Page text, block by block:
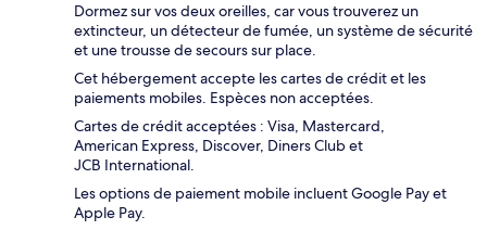
Dormez sur vos deux oreilles, car vous trouverez un
extincteur, un détecteur de fumée, un système de sécurité
et une trousse de secours sur place.
Cet hébergement accepte les cartes de crédit et les
paiements mobiles. Espèces non acceptées.
Cartes de crédit acceptées : Visa, Mastercard,
American Express, Discover, Diners Club et
JCB International.
Les options de paiement mobile incluent Google Pay et
Apple Pay.